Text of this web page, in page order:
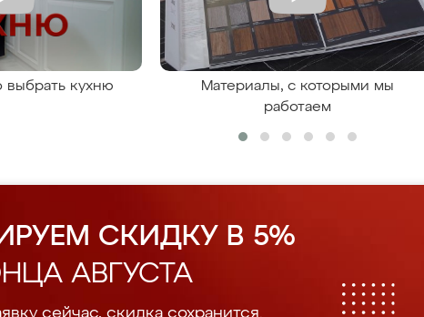
выбрать кухню
Материалы, с которыми мы
работаем
СКИДКУ В 5%
АВГУСТА
сейчас, скидка сохранится.